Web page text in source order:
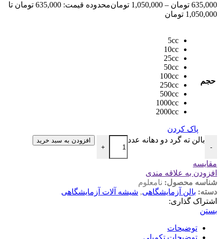
635,000 تومان –
1,050,000 تومان
محدوده قیمت: 635,000 تومان تا
1,050,000 تومان
حجم
5cc
10cc
25cc
50cc
100cc
250cc
500cc
1000cc
2000cc
پاک کردن
-
بالن ته گرد دو دهانه عدد
+
افزودن به سبد خرید
مقایسه
افزودن به علاقه مندی
شناسه محصول: نامعلوم
دسته: بالن آزمایشگاهی, شیشه آلات آزمایشگاهی
اشتراک گذاری:
بستن
توضیحات